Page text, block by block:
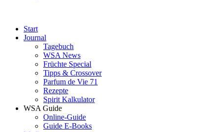
Start
Journal
Tagebuch
WSA News
Früchte Special
Tipps & Crossover
Parfum de Vie 71
Rezepte
Spirit Kalkulator
WSA Guide
Online-Guide
Guide E-Books